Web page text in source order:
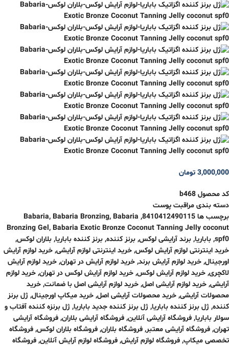
3,000,000 تومان
کد محصول b468
دسته بندی مراقبت پوست
برچسب ها 8410412490115
,
Babaria, Babaria Bronzing, Babaria
Bronzing Gel, Babaria Exotic Bronze Coconut Tanning Jelly coconut
spf0
, باباریا, برند آرایشی لوکس, برنز کننده, برنز کننده باباریا, بلاران لوکس,
خرید اینترنتی لوازم آرایش لوکس, خرید اینترنتی لوازم آرایشی, خرید لوازم آرایش
اورجینال, خرید لوازم آرایش برند, خرید لوازم آرایش در تهران, خرید لوازم آرایش
لاکچری, خرید لوازم آرایش لوکس, خرید لوازم آرایش لوکس در تهران, خرید لوازم
آرایشی, خرید لوازم آرایشی اصل, خرید لوازم آرایشی اصل با ضمانت, خرید
محصولات آرایشی, خرید محصولات آرایشی اصل, خرید میکاپ اورجینال, ژل برنز
کننده, ژل برنز کننده باباریا, ژل برنز کننده جدید باباریا, ژل برنزه کننده آفتاب و
سولار باباریا, فروشگاه آرایشی آنلاین, فروشگاه آرایشی بلاران, فروشگاه آرایشی
تهران, فروشگاه آرایشی معتبر, فروشگاه بلاران, فروشگاه بلاران لوکس, فروشگاه
تخصصی میکاپ, فروشگاه لوازم آرایش, فروشگاه لوازم آرایش آنلاین, فروشگاه